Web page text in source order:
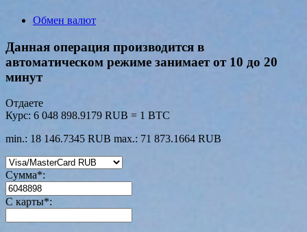
Обмен валют
Данная операция производится в
автоматическом режиме занимает от 10 до 20
минут
Отдаете
Курс: 6 048 898.9179 RUB = 1 BTC
min.: 18 146.7345 RUB max.: 71 873.1664 RUB
Сумма*:
С карты*: